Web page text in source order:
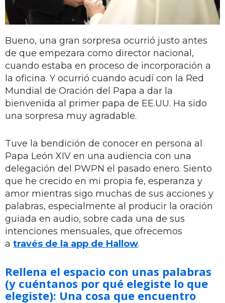
Bueno, una gran sorpresa ocurrió justo antes
de que empezara como director nacional,
cuando estaba en proceso de incorporación a
la oficina. Y ocurrió cuando acudí con la Red
Mundial de Oración del Papa a dar la
bienvenida al primer papa de EE.UU. Ha sido
una sorpresa muy agradable.
Tuve la bendición de conocer en persona al
Papa León XIV en una audiencia con una
delegación del PWPN el pasado enero. Siento
que he crecido en mi propia fe, esperanza y
amor mientras sigo muchas de sus acciones y
palabras, especialmente al producir la oración
guiada en audio, sobre cada una de sus
intenciones mensuales, que ofrecemos
a través de la app de Hallow.
Rellena el espacio con unas palabras
(y cuéntanos por qué elegiste lo que
elegiste): Una cosa que encuentro